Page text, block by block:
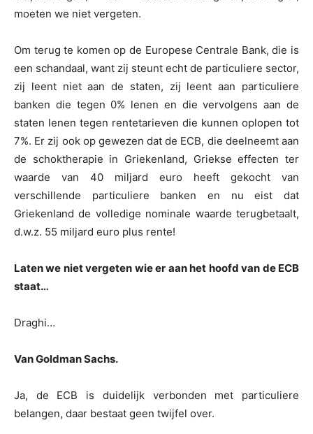
moeten we niet vergeten.
Om terug te komen op de Europese Centrale Bank, die is
een schandaal, want zij steunt echt de particuliere sector,
zij leent niet aan de staten, zij leent aan particuliere
banken die tegen 0% lenen en die vervolgens aan de
staten lenen tegen rentetarieven die kunnen oplopen tot
7%. Er zij ook op gewezen dat de ECB, die deelneemt aan
de schoktherapie in Griekenland, Griekse effecten ter
waarde van 40 miljard euro heeft gekocht van
verschillende particuliere banken en nu eist dat
Griekenland de volledige nominale waarde terugbetaalt,
d.w.z. 55 miljard euro plus rente!
Laten we niet vergeten wie er aan het hoofd van de ECB
staat…
Draghi…
Van Goldman Sachs.
Ja, de ECB is duidelijk verbonden met particuliere
belangen, daar bestaat geen twijfel over.